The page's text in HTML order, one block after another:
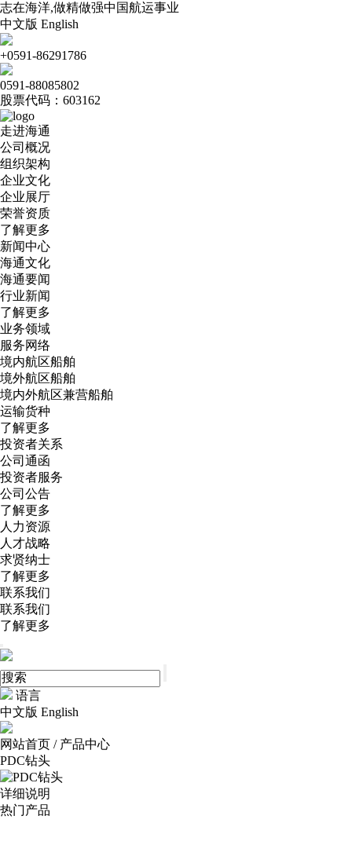
志在海洋,做精做强中国航运事业
中文版 English
+0591-86291786
0591-88085802
股票代码：603162
走进海通
公司概况
组织架构
企业文化
企业展厅
荣誉资质
了解更多
新闻中心
海通文化
海通要闻
行业新闻
了解更多
业务领域
服务网络
境内航区船舶
境外航区船舶
境内外航区兼营船舶
运输货种
了解更多
投资者关系
公司通函
投资者服务
公司公告
了解更多
人力资源
人才战略
求贤纳士
了解更多
联系我们
联系我们
了解更多
语言
中文版 English
网站首页 / 产品中心
PDC钻头
详细说明
热门产品